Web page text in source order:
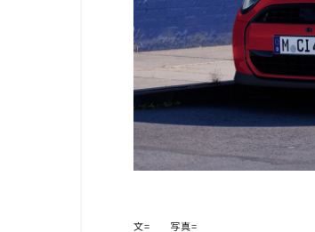
文= 写真=